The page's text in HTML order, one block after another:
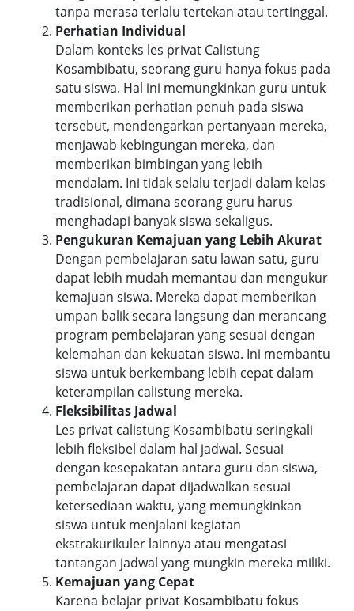
tanpa merasa terlalu tertekan atau tertinggal.
Perhatian Individual
Dalam konteks les privat Calistung
Kosambibatu, seorang guru hanya fokus pada
satu siswa. Hal ini memungkinkan guru untuk
memberikan perhatian penuh pada siswa
tersebut, mendengarkan pertanyaan mereka,
menjawab kebingungan mereka, dan
memberikan bimbingan yang lebih
mendalam. Ini tidak selalu terjadi dalam kelas
tradisional, dimana seorang guru harus
menghadapi banyak siswa sekaligus.
Pengukuran Kemajuan yang Lebih Akurat
Dengan pembelajaran satu lawan satu, guru
dapat lebih mudah memantau dan mengukur
kemajuan siswa. Mereka dapat memberikan
umpan balik secara langsung dan merancang
program pembelajaran yang sesuai dengan
kelemahan dan kekuatan siswa. Ini membantu
siswa untuk berkembang lebih cepat dalam
keterampilan calistung mereka.
Fleksibilitas Jadwal
Les privat calistung Kosambibatu seringkali
lebih fleksibel dalam hal jadwal. Sesuai
dengan kesepakatan antara guru dan siswa,
pembelajaran dapat dijadwalkan sesuai
ketersediaan waktu, yang memungkinkan
siswa untuk menjalani kegiatan
ekstrakurikuler lainnya atau mengatasi
tantangan jadwal yang mungkin mereka miliki.
Kemajuan yang Cepat
Karena belajar privat Kosambibatu fokus